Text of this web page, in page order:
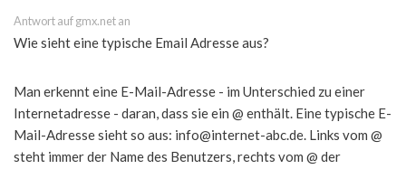
Antwort auf gmx.net an
Wie sieht eine typische Email Adresse aus?
Man erkennt eine E-Mail-Adresse - im Unterschied zu einer
Internetadresse - daran, dass sie ein @ enthält. Eine typische E-
Mail-Adresse sieht so aus: info@internet-abc.de. Links vom @
steht immer der Name des Benutzers, rechts vom @ der